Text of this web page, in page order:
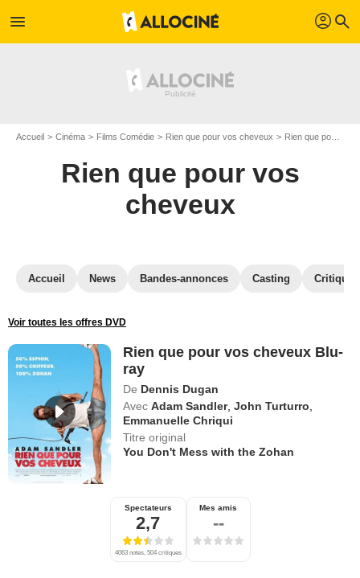
menu profil search
Accueil Cinéma Films Comédie Rien que pour vos cheveux Rien que pour vos cheveux en Blu Ray
Rien que pour vos
cheveux
Accueil News Bandes-annonces Casting
Voir toutes les offres DVD
Rien que pour vos cheveux Blu-
ray
De Dennis Dugan
Avec Adam Sandler,John Turturro
Emmanuelle Chriqui
Titre original
You Don't Mess with the Zohan
Spectateurs
2,7
4063 notes, 504 critiques
Mes amis
--